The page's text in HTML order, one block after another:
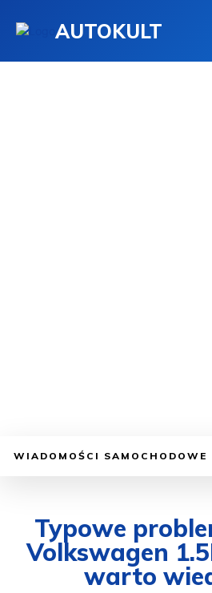
AUTOKULT
WIADOMOŚCI SAMOCHODOWE
Typowe
Volkswagen
warto